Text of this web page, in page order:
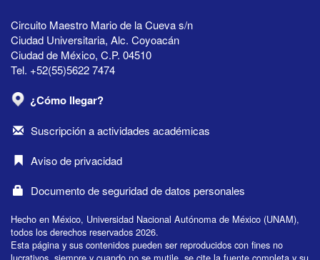
Circuito Maestro Mario de la Cueva s/n
Ciudad Universitaria, Alc. Coyoacán
Ciudad de México, C.P. 04510
Tel. +52(55)5622 7474
¿Cómo llegar?
Suscripción a actividades académicas
Aviso de privacidad
Documento de seguridad de datos personales
Hecho en México, Universidad Nacional Autónoma de México (UNAM),
todos los derechos reservados 2026.
Esta página y sus contenidos pueden ser reproducidos con fines no
lucrativos, siempre y cuando no se mutile, se cite la fuente completa y su